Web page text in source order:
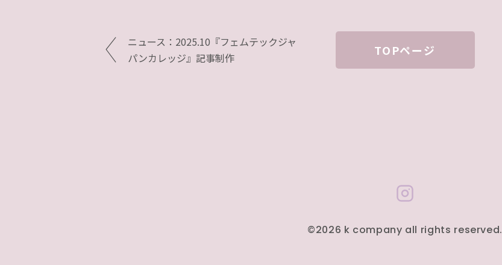
ニュース：2025.10『フェムテックジャ
パンカレッジ』記事制作
TOPページ
©2026 k company all rights reserved.